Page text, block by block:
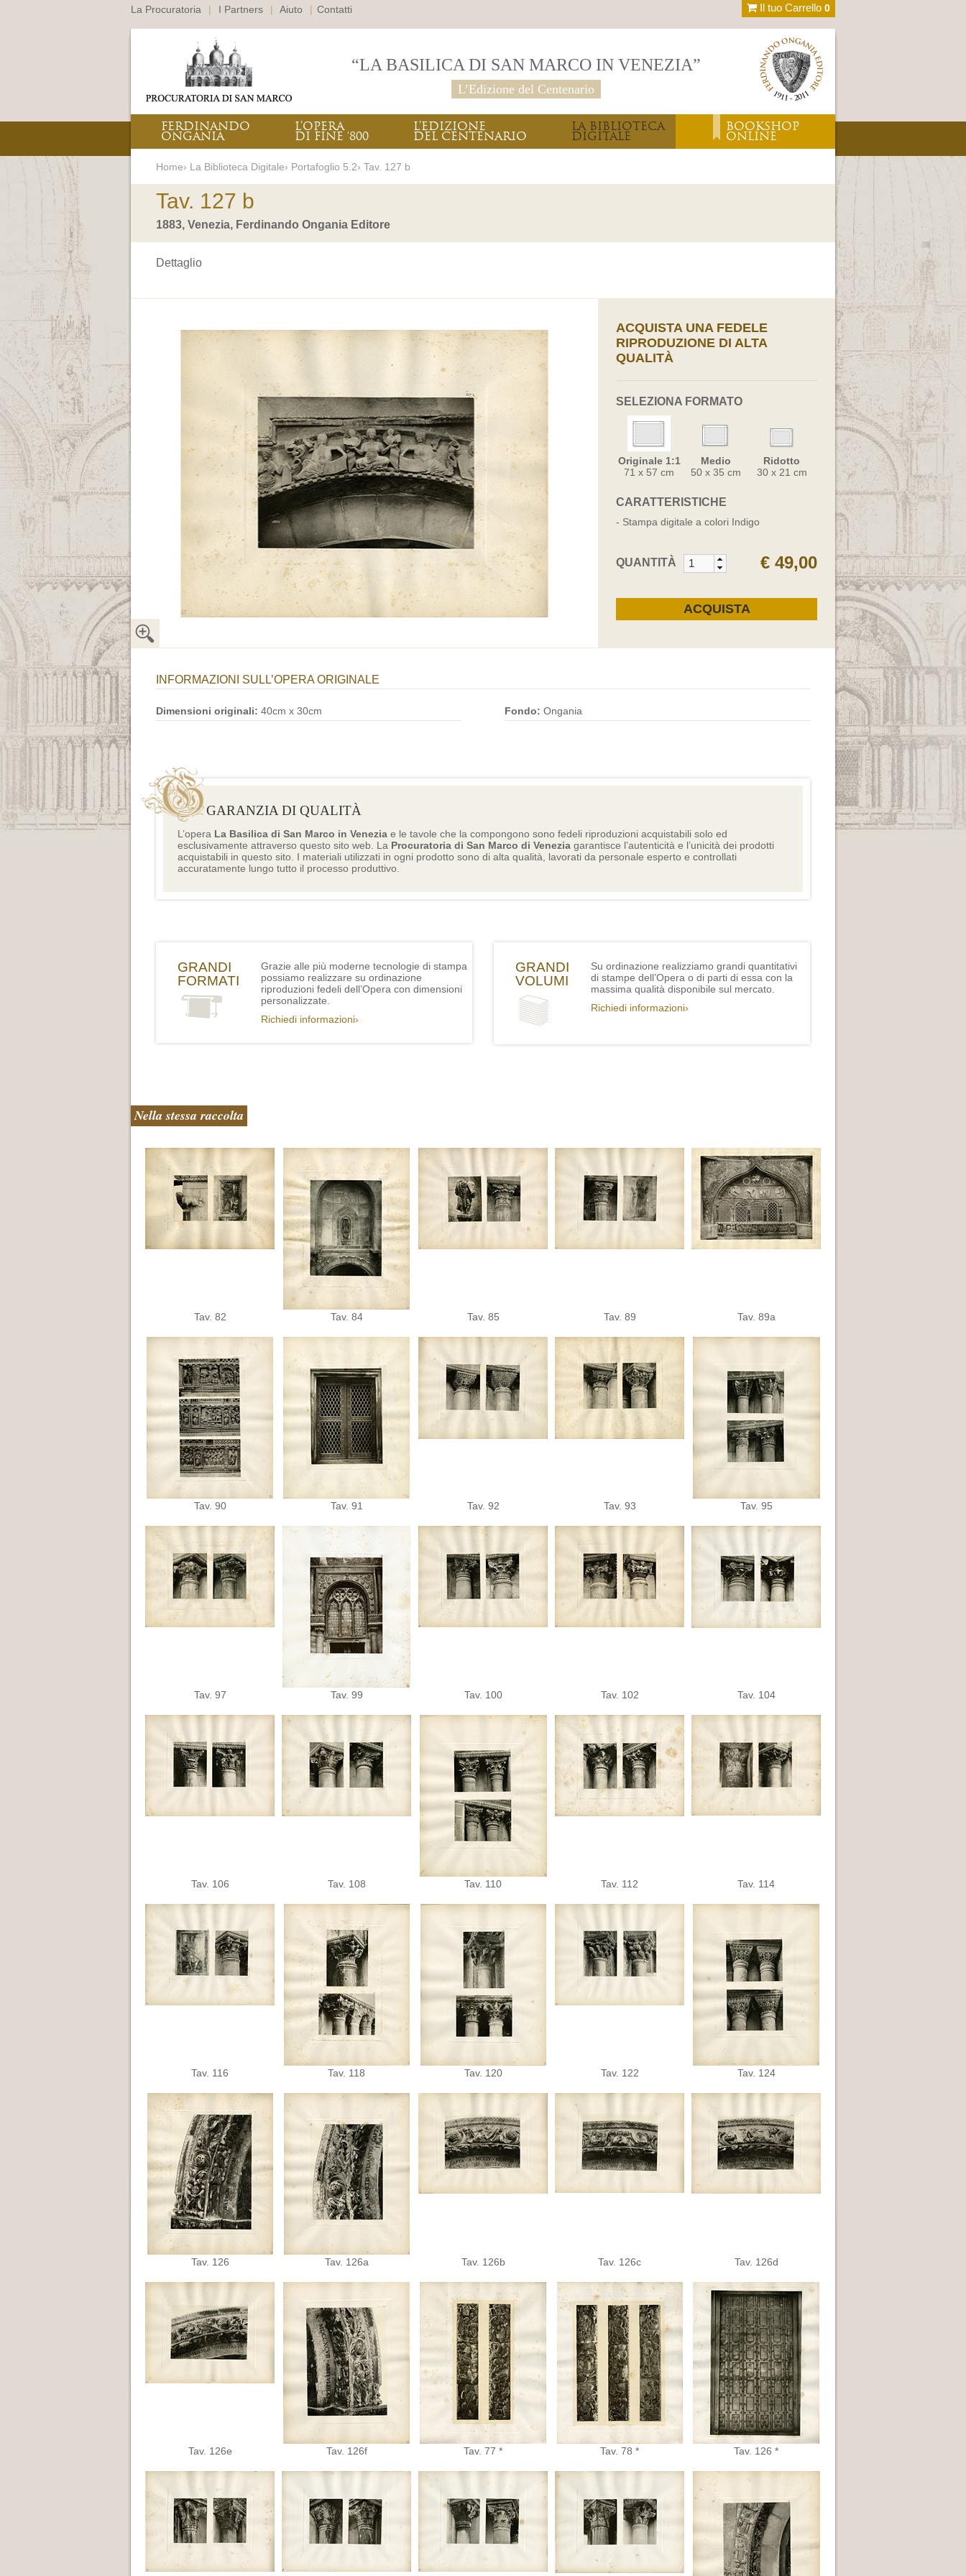
La Procuratoria | I Partners | Aiuto | Contatti Il tuo Carrello 0
“LA BASILICA DI SAN MARCO IN VENEZIA”
L’Edizione del Centenario
FERDINANDO
ONGANIA
L’OPERA
DI FINE ‘800
L’EDIZIONE
DEL CENTENARIO
LA BIBLIOTECA
DIGITALE
BOOKSHOP
ONLINE
Home› La Biblioteca Digitale› Portafoglio 5.2› Tav. 127 b
Tav. 127 b
1883, Venezia, Ferdinando Ongania Editore
Dettaglio
ACQUISTA UNA FEDELE
RIPRODUZIONE DI ALTA
QUALITÀ
SELEZIONA FORMATO
Originale 1:1
71 x 57 cm
Medio
50 x 35 cm
Ridotto
30 x 21 cm
CARATTERISTICHE
- Stampa digitale a colori Indigo
QUANTITÀ € 49,00
INFORMAZIONI SULL’OPERA ORIGINALE
Dimensioni originali: 40cm x 30cm Fondo: Ongania
GARANZIA DI QUALITÀ
L’opera La Basilica di San Marco in Venezia e le tavole che la compongono sono fedeli riproduzioni acquistabili solo ed
esclusivamente attraverso questo sito web. La Procuratoria di San Marco di Venezia garantisce l’autenticità e l’unicità dei prodotti
acquistabili in questo sito. I materiali utilizzati in ogni prodotto sono di alta qualità, lavorati da personale esperto e controllati
accuratamente lungo tutto il processo produttivo.
GRANDI
FORMATI
Grazie alle più moderne tecnologie di stampa
possiamo realizzare su ordinazione
riproduzioni fedeli dell’Opera con dimensioni
personalizzate.
Richiedi informazioni›
GRANDI
VOLUMI
Su ordinazione realizziamo grandi quantitativi
di stampe dell’Opera o di parti di essa con la
massima qualità disponibile sul mercato.
Richiedi informazioni›
Nella stessa raccolta
Tav. 82 Tav. 84 Tav. 85 Tav. 89 Tav. 89a
Tav. 90 Tav. 91 Tav. 92 Tav. 93 Tav. 95
Tav. 97 Tav. 99 Tav. 100 Tav. 102 Tav. 104
Tav. 106 Tav. 108 Tav. 110 Tav. 112 Tav. 114
Tav. 116 Tav. 118 Tav. 120 Tav. 122 Tav. 124
Tav. 126 Tav. 126a Tav. 126b Tav. 126c Tav. 126d
Tav. 126e Tav. 126f Tav. 77 * Tav. 78 * Tav. 126 *